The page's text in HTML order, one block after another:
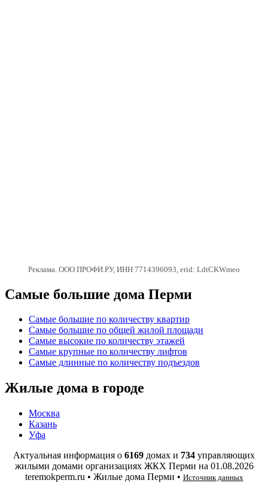
Реклама. ООО ПРОФИ.РУ, ИНН 7714396093, erid: LdtCKWmeo
Самые большие дома Перми
Самые большие по количеству квартир
Самые большие по общей жилой площади
Самые высокие по количеству этажей
Самые крупные по количеству лифтов
Самые длинные по количеству подъездов
Жилые дома в городе
Москва
Казань
Уфа
Актуальная информация о 6169 домах и 734 управляющих
жилыми домами организациях ЖКХ Перми на 01.08.2026
teremokperm.ru • Жилые дома Перми • Источник данных